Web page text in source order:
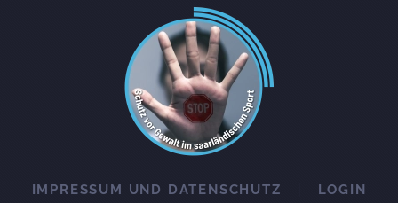
IMPRESSUM UND DATENSCHUTZ LOGIN